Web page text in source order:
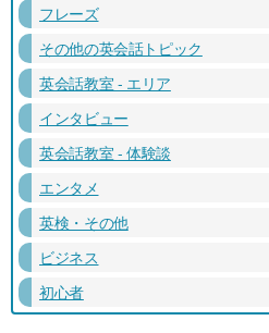
フレーズ
その他の英会話トピック
英会話教室 - エリア
インタビュー
英会話教室 - 体験談
エンタメ
英検・その他
ビジネス
初心者